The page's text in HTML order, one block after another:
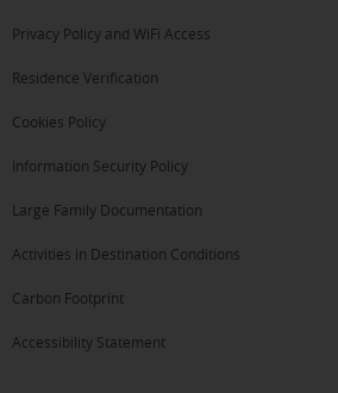
Privacy Policy and WiFi Access
Residence Verification
Cookies Policy
Information Security Policy
Large Family Documentation
Activities in Destination Conditions
Carbon Footprint
Accessibility Statement